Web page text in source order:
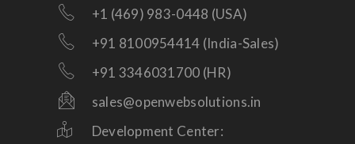
+1 (469) 983-0448 (USA)
+91 8100954414 (India-Sales)
+91 3346031700 (HR)
sales@openwebsolutions.in
Development Center: